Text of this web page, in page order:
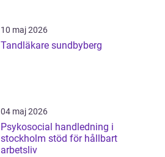
10 maj 2026
Tandläkare sundbyberg
04 maj 2026
Psykosocial handledning i
stockholm stöd för hållbart
arbetsliv